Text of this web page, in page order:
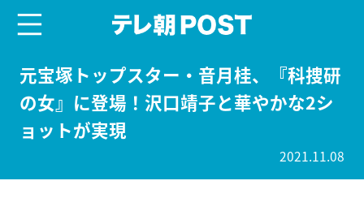
元宝塚トップスター・音月桂、『科捜研
の女』に登場！沢口靖子と華やかな2シ
ョットが実現
2021.11.08